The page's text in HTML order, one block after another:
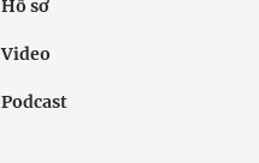
Hồ sơ
Video
Podcast